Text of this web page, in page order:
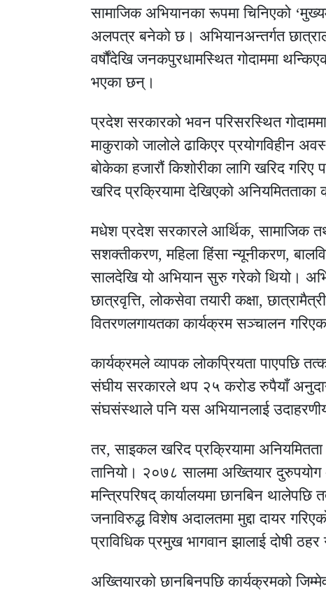
सामाजिक अभियानका रूपमा चिनिएको
अलपत्र बनेको छ। अभियानअन्तर्गत
वर्षौंदेखि जनकपुरधामस्थित गोदाममा
भएका छन्।
प्रदेश सरकारको भवन परिसरस्थित
माकुराको जालोले ढाकिएर प्रयोगविहीन
बोकेका हजारौं किशोरीका लागि खरिद
खरिद प्रक्रियामा देखिएको
मधेश प्रदेश सरकारले आर्थिक, सामाजिक
सशक्तीकरण, महिला हिंसा न्यूनीकरण,
सालदेखि यो अभियान सुरु गरेको थियो।
छात्रवृत्ति, लोकसेवा तयारी कक्षा,
वितरणलगायतका कार्यक्रम सञ्चालन
कार्यक्रमले व्यापक लोकप्रियता पाएपछि
संघीय सरकारले थप २५ करोड रुपैयाँ
संघसंस्थाले पनि यस अभियानलाई
तर, साइकल खरिद प्रक्रियामा
तानियो। २०७८ सालमा अख्तियार
मन्त्रिपरिषद् कार्यालयमा छानबिन
जनाविरुद्ध विशेष अदालतमा मुद्दा दायर
प्राविधिक प्रमुख भागवान झालाई दोषी
अख्तियारको छानबिनपछि कार्यक्रमको